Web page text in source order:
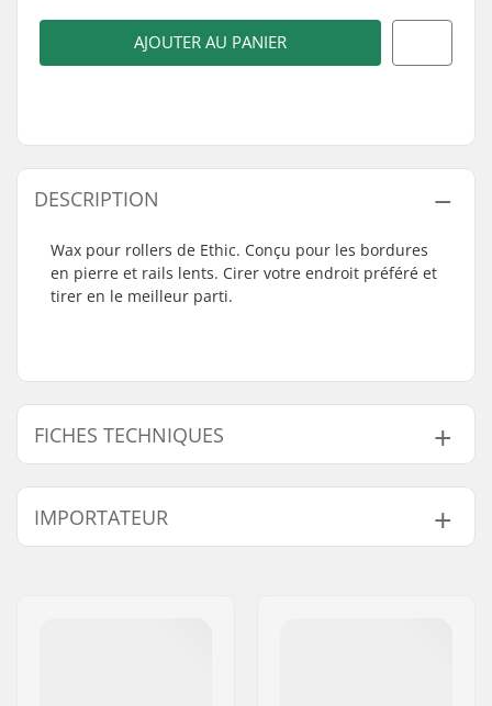
AJOUTER AU PANIER
DESCRIPTION
Wax pour rollers de Ethic. Conçu pour les bordures
en pierre et rails lents. Cirer votre endroit préféré et
tirer en le meilleur parti.
FICHES TECHNIQUES
Poids: 55g
IMPORTATEUR